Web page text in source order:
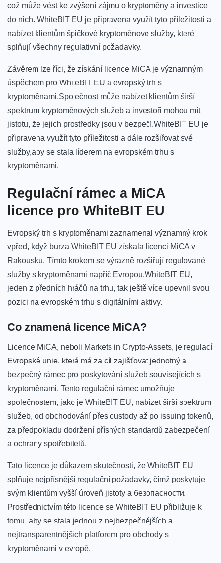
což může vést ke zvýšení ‍zájmu o kryptoměny a investice
do nich. WhiteBIT EU je ‍připravena využít tyto⁤ příležitosti a
nabízet klientům špičkové⁣ kryptoměnové služby, které
splňují všechny regulativní ⁤požadavky.
Závěrem lze říci, že získání licence MiCA je významným
úspěchem pro WhiteBIT EU a⁣ evropský trh s
kryptoměnami.Společnost⁤ může nabízet klientům širší
spektrum kryptoměnových ⁤služeb a investoři mohou mít
jistotu, že jejich prostředky jsou ⁤v bezpečí.WhiteBIT⁤ EU‌ je
připravena⁣ využít tyto příležitosti a dále rozšiřovat své
služby,aby se stala líderem na evropském trhu s
kryptoměnami.
Regulační⁢ rámec a MiCA⁤
licence pro‍ WhiteBIT EU
Evropský ⁣trh ​s⁢ kryptoměnami ⁣zaznamenal ⁤významný krok
vpřed, když burza ​WhiteBIT EU získala licenci MiCA v
Rakousku. Tímto krokem se ‌výrazně rozšiřují regulované
služby s kryptoměnami napříč Evropou.WhiteBIT EU,
jeden ⁢z předních hráčů ‍na trhu, tak ještě více ⁣upevnil svou
pozici ⁢na evropském trhu s digitálními aktivy.
Co znamená licence MiCA?
Licence MiCA, neboli Markets in Crypto-Assets, ‍je regulací
Evropské ‍unie, která má ‍za ‍cíl zajišťovat jednotný⁤ a⁤
bezpečný rámec​ pro ⁣poskytování​ služeb souvisejících s
kryptoměnami. Tento regulační rámec umožňuje
společnostem, ‍jako je WhiteBIT EU, nabízet širší spektrum
služeb, od obchodování přes custody⁣ až​ po issuing tokenů,
za předpokladu dodržení přísných‌ standardů zabezpečení
‍a ochrany spotřebitelů.
Tato licence je důkazem skutečnosti, že WhiteBIT EU
splňuje nejpřísnější ⁣regulační požadavky, čímž poskytuje
svým klientům vyšší úroveň jistoty a безопасности.
Prostřednictvím této licence se WhiteBIT EU přibližuje k‌
tomu, aby​ se stala ⁤jednou z nejbezpečnějších a
nejtransparentnějších platforem pro obchody s
kryptoměnami​ v evropě.